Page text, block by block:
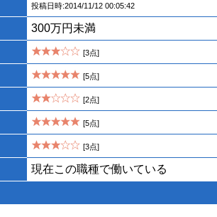
投稿日時:2014/11/12 00:05:42
300万円未満
[3点]
[5点]
[2点]
[5点]
[3点]
現在この職種で働いている